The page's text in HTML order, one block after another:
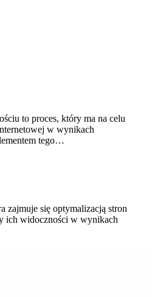
to proces, który ma na celu
w wynikach
tego…
zajmuje się optymalizacją stron
ich widoczności w wynikach